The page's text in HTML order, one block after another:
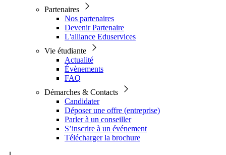
Partenaires
Nos partenaires
Devenir Partenaire
L'alliance Eduservices
Vie étudiante
Actualité
Évènements
FAQ
Démarches & Contacts
Candidater
Déposer une offre (entreprise)
Parler à un conseiller
S’inscrire à un événement
Télécharger la brochure